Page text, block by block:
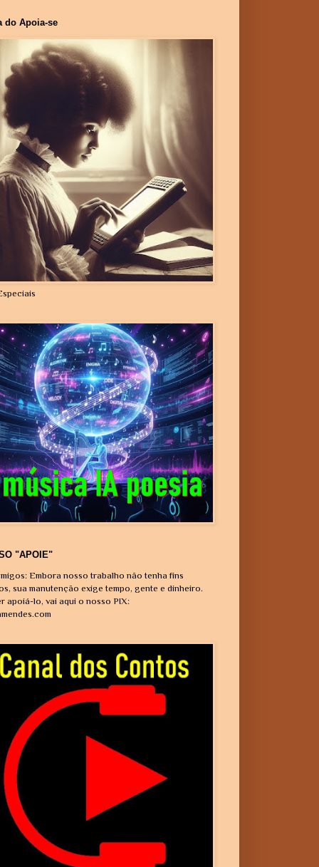
do Apoia-se
"APOIE"
Embora nosso trabalho não tenha fins
sua manutenção exige tempo, gente e dinheiro.
apoiá-lo, vai aqui o nosso PIX: